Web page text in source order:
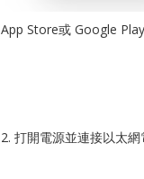
App Store或 Google
2. 打開電源並連接以太網